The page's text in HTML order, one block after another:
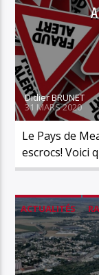
Didier BRUNET
31 MARS 2020
Le Pays de
escrocs! Voici
ACTUALITÉS